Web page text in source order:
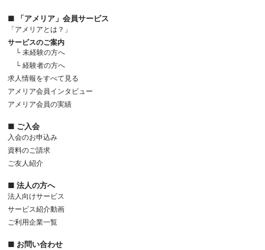
■ 「アメリア」会員サービス
「アメリアとは？」
サービスのご案内
└ 未経験の方へ
└ 経験者の方へ
求人情報をすべて見る
アメリア会員インタビュー
アメリア会員の実績
■ ご入会
入会のお申込み
資料のご請求
ご友人紹介
■ 法人の方へ
法人向けサービス
サービス紹介動画
ご利用企業一覧
■ お問い合わせ